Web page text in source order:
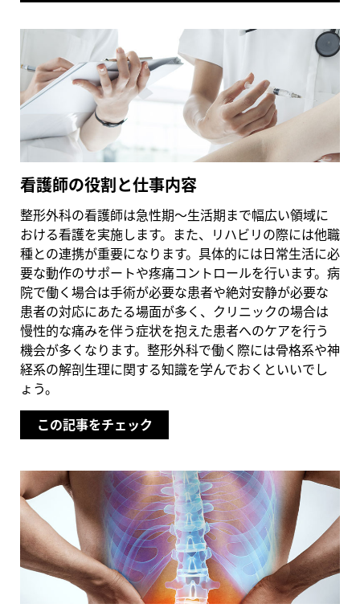
看護師の役割と仕事内容
整形外科の看護師は急性期～生活期まで幅広い領域に
おける看護を実施します。また、リハビリの際には他職
種との連携が重要になります。具体的には日常生活に必
要な動作のサポートや疼痛コントロールを行います。病
院で働く場合は手術が必要な患者や絶対安静が必要な
患者の対応にあたる場面が多く、クリニックの場合は
慢性的な痛みを伴う症状を抱えた患者へのケアを行う
機会が多くなります。整形外科で働く際には骨格系や神
経系の解剖生理に関する知識を学んでおくといいでし
ょう。
この記事をチェック